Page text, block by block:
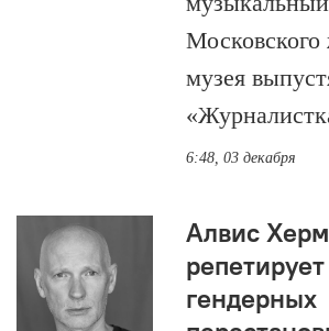
Московского
музея
6:48, 03 декабря
Алвис
гендерных